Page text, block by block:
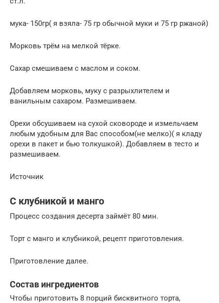
мука- 150гр( я взяла- 75 гр обычной муки и 75 гр ржаной)
Морковь трём на мелкой тёрке.
Сахар смешиваем с маслом и соком.
Добавляем морковь, муку с разрыхлителем и
ванильным сахаром. Размешиваем.
Орехи обсушиваем на сухой сковороде и измельчаем
любым удобным для Вас способом(не мелко)( я кладу
орехи в пакет и бью толкушкой). Добавляем в тесто и
размешиваем.
Источник
С клубникой и манго
Процесс создания десерта займёт 80 мин.
Торт с манго и клубникой, рецепт приготовления.
Приготовление далее.
Состав ингредиентов
Чтобы приготовить 8 порций бисквитного торта,